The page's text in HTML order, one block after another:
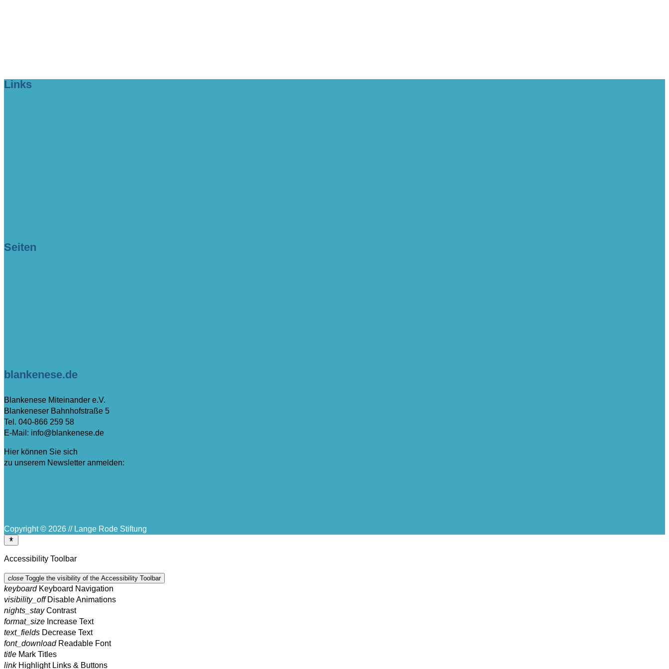
Links
Seiten
blankenese.de
Blankenese Miteinander e.V.
Blankeneser Bahnhofstraße 5
Tel. 040-866 259 58
E-Mail: info@blankenese.de
Hier können Sie sich
zu unserem Newsletter anmelden:
Copyright © 2026 // Lange Rode Stiftung
Accessibility Toolbar
close Toggle the visibility of the Accessibility Toolbar
keyboard Keyboard Navigation
visibility_off Disable Animations
nights_stay Contrast
format_size Increase Text
text_fields Decrease Text
font_download Readable Font
title Mark Titles
link Highlight Links & Buttons